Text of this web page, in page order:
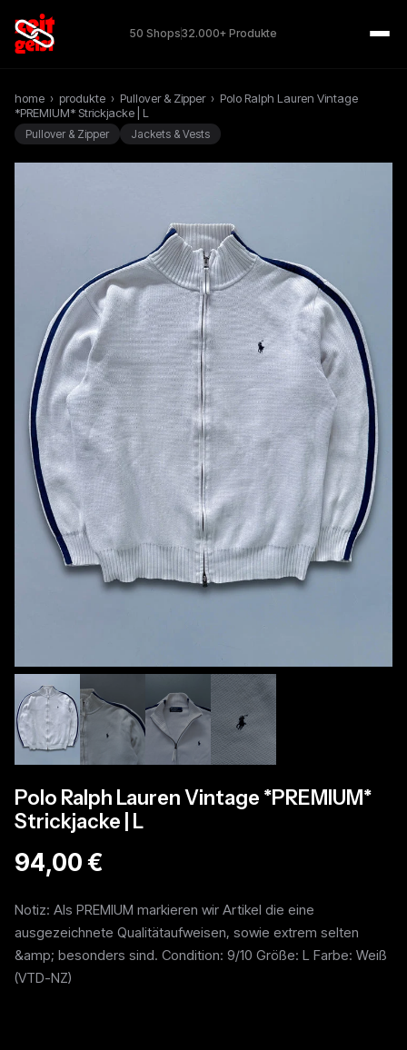
50 Shops32.000+ Produkte
home › produkte › Pullover & Zipper › Polo Ralph Lauren Vintage
*PREMIUM* Strickjacke | L
Pullover & Zipper Jackets & Vests
Polo Ralph Lauren Vintage *PREMIUM*
Strickjacke | L
94,00 €
Notiz: Als PREMIUM markieren wir Artikel die eine
ausgezeichnete Qualitätaufweisen, sowie extrem selten
&amp; besonders sind. Condition: 9/10 Größe: L Farbe: Weiß
(VTD-NZ)